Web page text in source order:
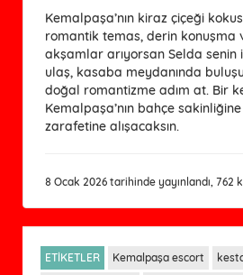
Kemalpaşa’nın kiraz çiçeği
romantik temas, derin konuşma
akşamlar arıyorsan Selda senin
ulaş, kasaba meydanında
doğal romantizme adım at. Bir
Kemalpaşa’nın bahçe sakinliğine
zarafetine alışacaksın.
8 Ocak 2026 tarihinde yayınlandı, 762
ETİKETLER Kemalpaşa escort